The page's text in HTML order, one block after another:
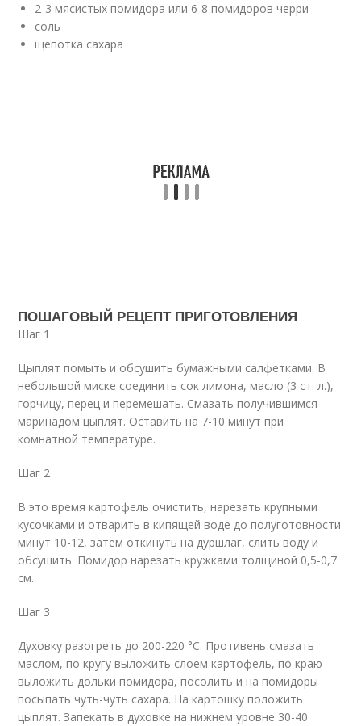
2-3 мясистых помидора или 6-8 помидоров черри
соль
щепотка сахара
ПОШАГОВЫЙ РЕЦЕПТ ПРИГОТОВЛЕНИЯ
Шаг 1
Цыплят помыть и обсушить бумажными салфетками. В
небольшой миске соединить сок лимона, масло (3 ст. л.),
горчицу, перец и перемешать. Смазать получившимся
маринадом цыплят. Оставить на 7-10 минут при
комнатной температуре.
Шаг 2
В это время картофель очистить, нарезать крупными
кусочками и отварить в кипящей воде до полуготовности
минут 10-12, затем откинуть на дуршлаг, слить воду и
обсушить. Помидор нарезать кружками толщиной 0,5-0,7
см.
Шаг 3
Духовку разогреть до 200-220 °С. Противень смазать
маслом, по кругу выложить слоем картофель, по краю
выложить дольки помидора, посолить и на помидоры
посыпать чуть-чуть сахара. На картошку положить
цыплят. Запекать в духовке на нижнем уровне 30-40